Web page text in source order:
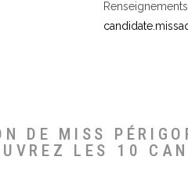
DE MISS
LES 10